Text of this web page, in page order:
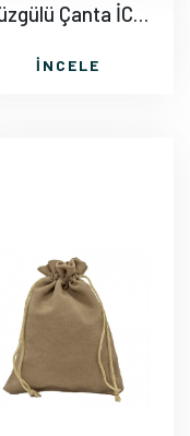
Büzgülü Çanta İC006
İNCELE